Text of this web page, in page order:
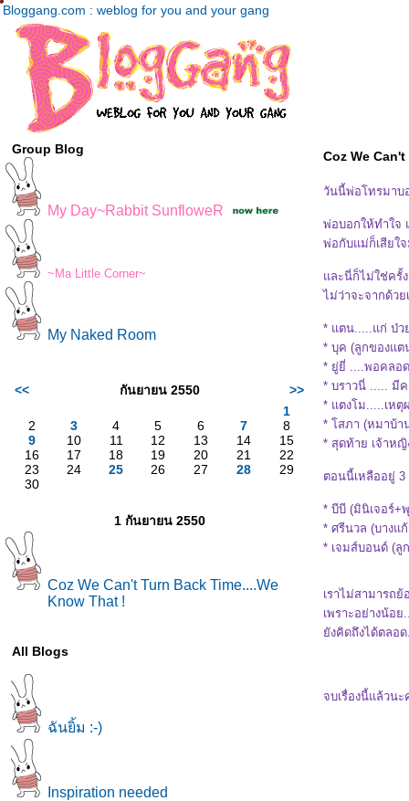
Bloggang.com : weblog for you and your gang
Group Blog
My Day~Rabbit SunfloweR
~Ma Little Corner~
My Naked Room
<< กันยายน 2550
>>
1
2
3 4 5 6 7
8
9
10 11 12 13 14
15
16
17 18 19 20 21
22
23
24 25 26 27 28
29
30
1 กันยายน 2550
Coz We Can't Turn Back Time....We
Know That !
All Blogs
ฉันยิ้ม :-)
Inspiration needed
Coz We
วันนี้พ่อโทรมาบ
พ่อบอกให้ทำใจ
พ่อกับแม่ก็เสียใ
ละนี่ก็ไม่ใช่ครั้ง
ไม่ว่าจะจากด้ว
* แตน.....แก่ ป่
* บุค (ลูกของแต
* ยู่ยี่ ....พอคลอ
* บราวนี่ ..... มีค
* แตงโม.....เหตุ
* โสภา (หมาบ้า
* สุดท้าย เจ้าห
ตอนนี้เหลืออยู่ 3
* บีบี (มินิเจอร์+
* ศรีนวล (บางแ
* เจมส์บอนด์ (ลู
เราไม่สามารถ
เพราะอย่างน้อย
งคิดถึงได้ตลอด
จบเรื่องนี้แล้วน